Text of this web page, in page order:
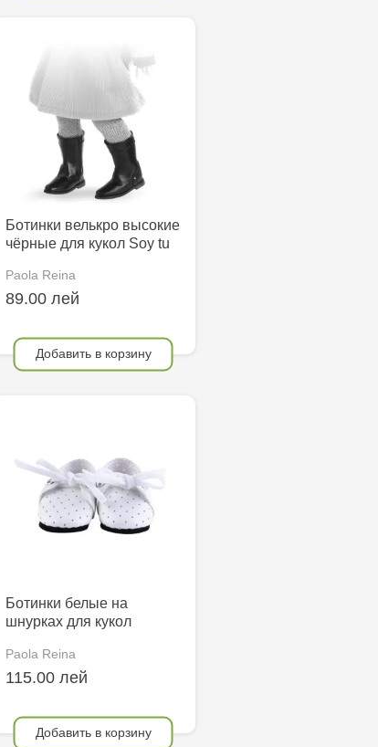
Ботинки велькро высокие
чёрные для кукол Soy tu
Paola Reina
89.00 лей
Добавить в корзину
Ботинки белые на
шнурках для кукол
Paola Reina
115.00 лей
Добавить в корзину